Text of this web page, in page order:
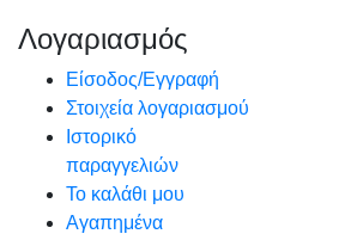
Λογαριασμός
Είσοδος/Εγγραφή
Στοιχεία λογαριασμού
Ιστορικό
παραγγελιών
Το καλάθι μου
Αγαπημένα